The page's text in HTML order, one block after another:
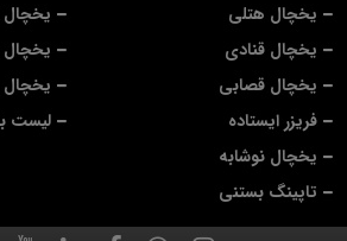
یخچال
یخچال
لیست
یخچال هتلی
یخچال قنادی
یخچال قصابی
فریزر ایستاده
یخچال نوشابه
تاپینگ بستنی